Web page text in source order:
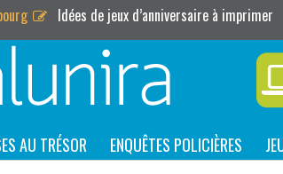
Idées de jeux d’anniversaire à imprimer
AU TRÉSOR ENQUÊTES POLICIÈRES